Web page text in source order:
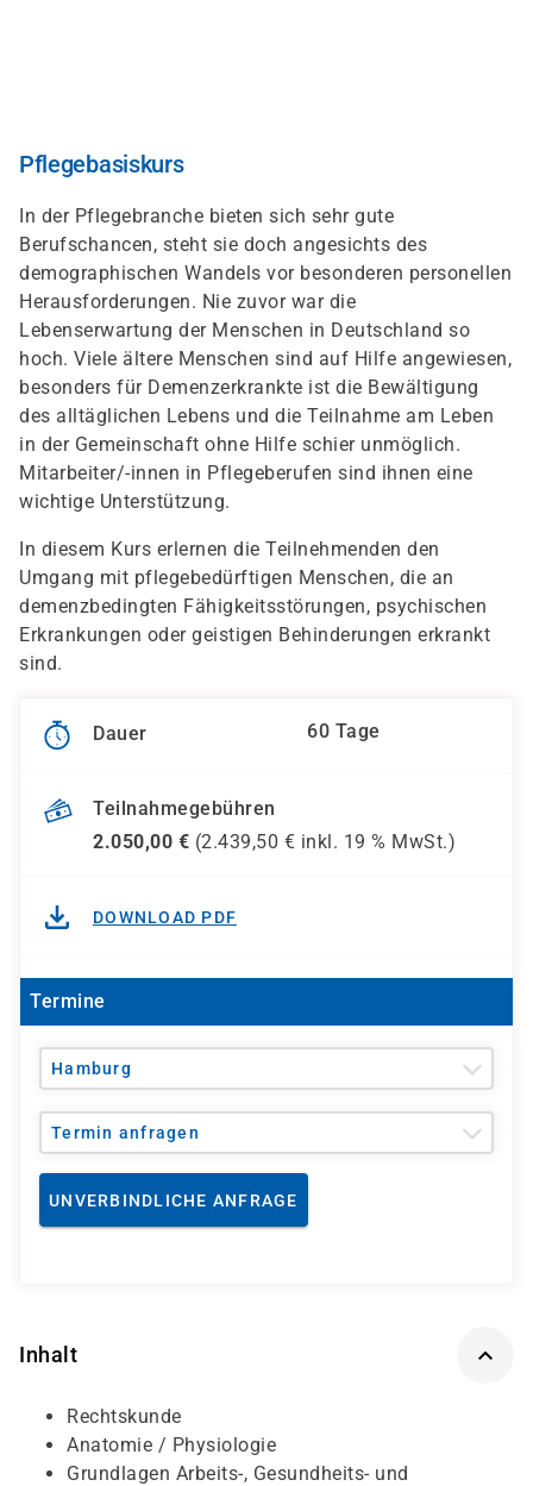
Pflegebasiskurs
In der Pflegebranche bieten sich sehr gute
Berufschancen, steht sie doch angesichts des
demographischen Wandels vor besonderen personellen
Herausforderungen. Nie zuvor war die
Lebenserwartung der Menschen in Deutschland so
hoch. Viele ältere Menschen sind auf Hilfe angewiesen,
besonders für Demenzerkrankte ist die Bewältigung
des alltäglichen Lebens und die Teilnahme am Leben
in der Gemeinschaft ohne Hilfe schier unmöglich.
Mitarbeiter/-innen in Pflegeberufen sind ihnen eine
wichtige Unterstützung.
In diesem Kurs erlernen die Teilnehmenden den
Umgang mit pflegebedürftigen Menschen, die an
demenzbedingten Fähigkeitsstörungen, psychischen
Erkrankungen oder geistigen Behinderungen erkrankt
sind.
Dauer 60 Tage
Teilnahmegebühren
2.050,00 € (2.439,50 € inkl. 19 % MwSt.)
DOWNLOAD PDF
Termine
Hamburg
Termin anfragen
UNVERBINDLICHE ANFRAGE
Inhalt
Rechtskunde
Anatomie / Physiologie
Grundlagen Arbeits-, Gesundheits- und